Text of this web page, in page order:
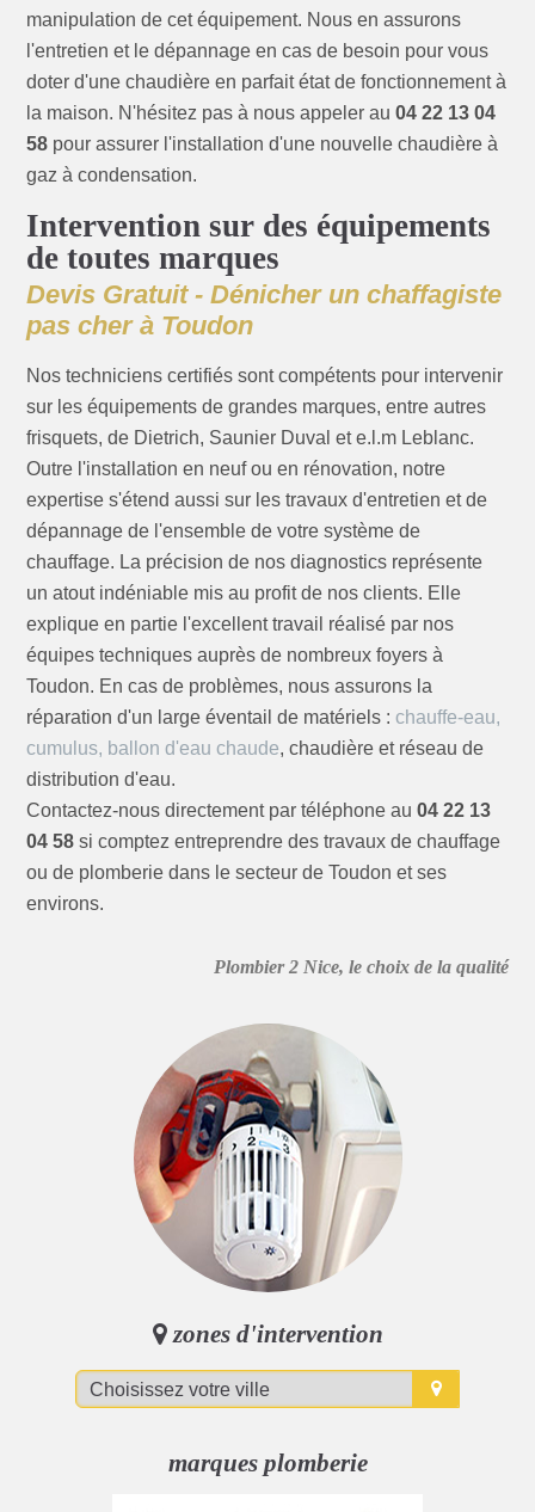
manipulation de cet équipement. Nous en assurons
l'entretien et le dépannage en cas de besoin pour vous
doter d'une chaudière en parfait état de fonctionnement à
la maison. N'hésitez pas à nous appeler au04 22 13 04
58 pour assurer l'installation d'une nouvelle chaudière à
gaz à condensation.
Intervention sur des équipements
de toutes marques
Devis Gratuit - Dénicher un chaffagiste
pas cher à Toudon
Nos techniciens certifiés sont compétents pour intervenir
sur les équipements de grandes marques, entre autres
frisquets, de Dietrich, Saunier Duval et e.l.m Leblanc.
Outre l'installation en neuf ou en rénovation, notre
expertise s'étend aussi sur les travaux d'entretien et de
dépannage de l'ensemble de votre système de
chauffage. La précision de nos diagnostics représente
un atout indéniable mis au profit de nos clients. Elle
explique en partie l'excellent travail réalisé par nos
équipes techniques auprès de nombreux foyers à
Toudon. En cas de problèmes, nous assurons la
réparation d'un large éventail de matériels :chauffe-eau,
cumulus, ballon d'eau chaude, chaudière et réseau de
distribution d'eau.
Contactez-nous directement par téléphone au04 22 13
04 58 si comptez entreprendre des travaux de chauffage
ou de plomberie dans le secteur de Toudon et ses
environs.
Plombier 2 Nice, le choix de la qualité
zones d'intervention
marques plomberie